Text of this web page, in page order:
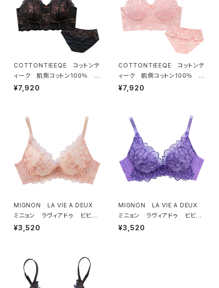
COTTONTIEEQE コットンテ
ィーク 肌側コットン100％ ソ
フトブラ ＆ ショーツセット（ブラ
¥7,920
COTTONTIEEQE コットンテ
ィーク 肌側コットン100％ ソ
フトブラ ＆ ショーツセット（ピー
¥7,920
MIGNON LA VIE A DEUX
ミニョン ラヴィアドゥ ビビア
ーナ ブラジャー（ピーチ）M20
¥3,520
MIGNON LA VIE A DEUX
ミニョン ラヴィアドゥ ビビア
ーナ ブラジャー（ヴィオレッタ）
¥3,520